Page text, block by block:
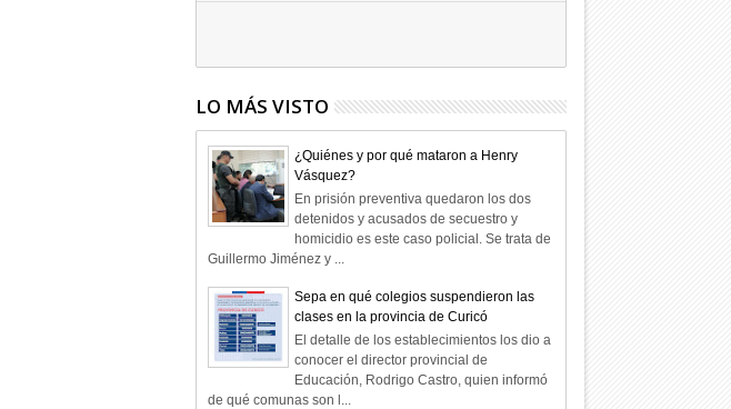
LO MÁS VISTO
¿Quiénes y por qué mataron a Henry
Vásquez?
En prisión preventiva quedaron los dos
detenidos y acusados de secuestro y
homicidio es este caso policial. Se trata de
Guillermo Jiménez y ...
Sepa en qué colegios suspendieron las
clases en la provincia de Curicó
El detalle de los establecimientos los dio a
conocer el director provincial de
Educación, Rodrigo Castro, quien informó
de qué comunas son l...